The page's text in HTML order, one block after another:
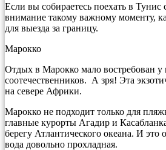
Если вы собираетесь поехать в Тунис
внимание такому важному моменту,
для выезда за границу.
Марокко
Отдых в Марокко мало востребован
соотечественников. А зря! Эта
на севере Африки.
Марокко не подходит только для
главные курорты Агадир и
берегу Атлантического океана. И это
вода довольно прохладная.